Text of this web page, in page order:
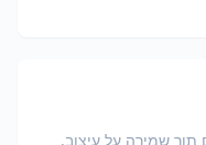
תוך שמירה על עיצוב,